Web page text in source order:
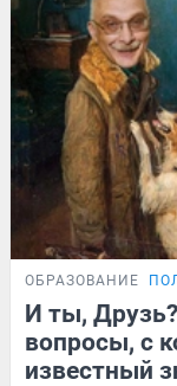
ОБРАЗОВАНИЕ
И ты,
вопросы, с
известный